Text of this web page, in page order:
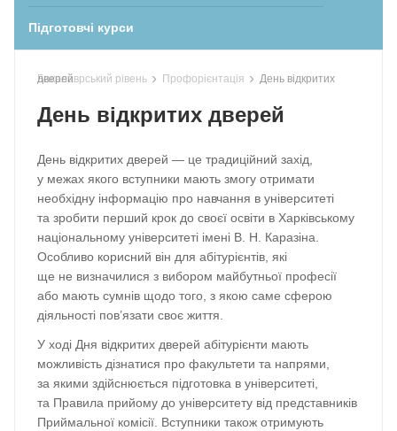
Підготовчі курси
Бакалаврський рівень › Профорієнтація ›
День відкритих дверей
День відкритих дверей
День відкритих дверей — це традиційний захід,
у межах якого вступники мають змогу отримати
необхідну інформацію про навчання в університеті
та зробити перший крок до своєї освіти в Харківському
національному університеті імені В. Н. Каразіна.
Особливо корисний він для абітурієнтів, які
ще не визначилися з вибором майбутньої професії
або мають сумнів щодо того, з якою саме сферою
діяльності пов’язати своє життя.
У ході Дня відкритих дверей абітурієнти мають
можливість дізнатися про факультети та напрями,
за якими здійснюється підготовка в університеті,
та Правила прийому до університету від представників
Приймальної комісії. Вступники також отримують